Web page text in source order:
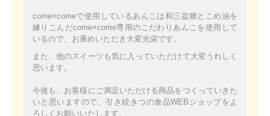
come×comeで使用しているあんこは和三盆糖とこめ油を
練りこんだcome×come専用のこだわりあんこを使用して
いるので、お褒めいただき大変光栄です。
また、他のスイーツも気に入っていただけて大変うれしく
思います。
今後も、お客様にご満足いただける商品をつくっていきた
いと思いますので、引き続きつの食品WEBショップをよ
ろしくお願いいたします。